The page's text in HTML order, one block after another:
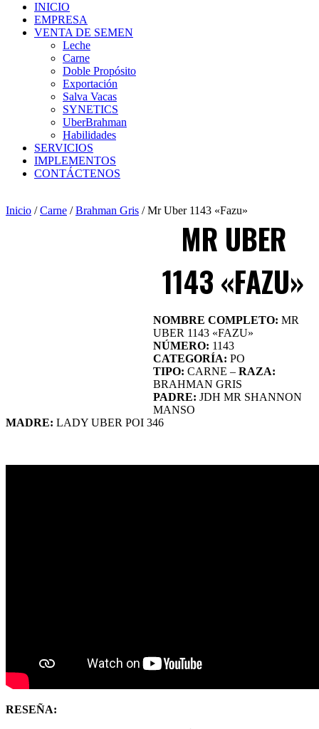
INICIO
EMPRESA
VENTA DE SEMEN
Leche
Carne
Doble Propósito
Exportación
Salva Vacas
SYNETICS
UberBrahman
Habilidades
SERVICIOS
IMPLEMENTOS
CONTÁCTENOS
Inicio /Carne /Brahman Gris / Mr Uber 1143 «Fazu»
MR UBER
1143 «FAZU»
NOMBRE COMPLETO:MR
UBER 1143 «FAZU»
NÚMERO: 1143
CATEGORÍA:PO
TIPO:CARNE –RAZA:
BRAHMAN GRIS
PADRE:JDH MR SHANNON
MANSO
MADRE: LADY UBER POI 346
RESEÑA: